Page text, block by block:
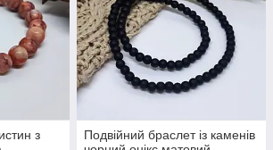
з
Подвійний браслет із каменів